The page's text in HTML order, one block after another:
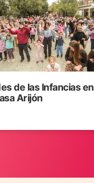
de las Infancias en
Arijón